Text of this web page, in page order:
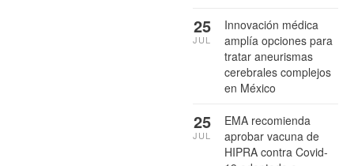
Innovación médica
amplía opciones para
tratar aneurismas
cerebrales complejos
en México
25
JUL
EMA recomienda
aprobar vacuna de
HIPRA contra Covid-
25
JUL